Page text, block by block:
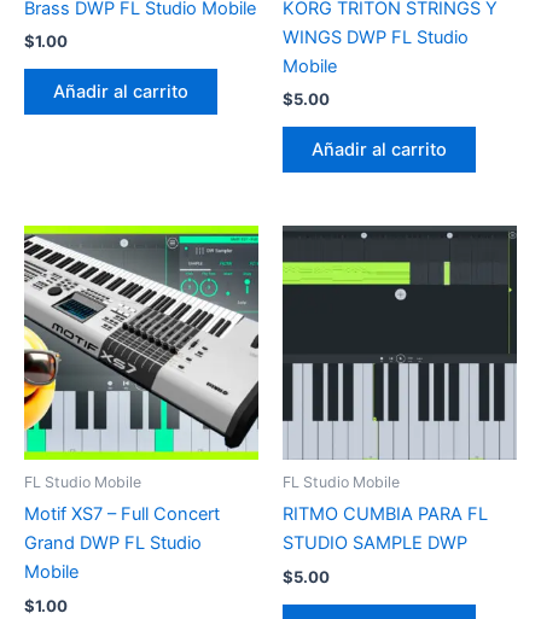
Brass DWP FL Studio Mobile
$1.00
Añadir al carrito
KORG TRITON STRINGS Y
WINGS DWP FL Studio
Mobile
$5.00
Añadir al carrito
FL Studio Mobile
Motif XS7 – Full Concert
Grand DWP FL Studio
Mobile
$1.00
FL Studio Mobile
RITMO CUMBIA PARA FL
STUDIO SAMPLE DWP
$5.00